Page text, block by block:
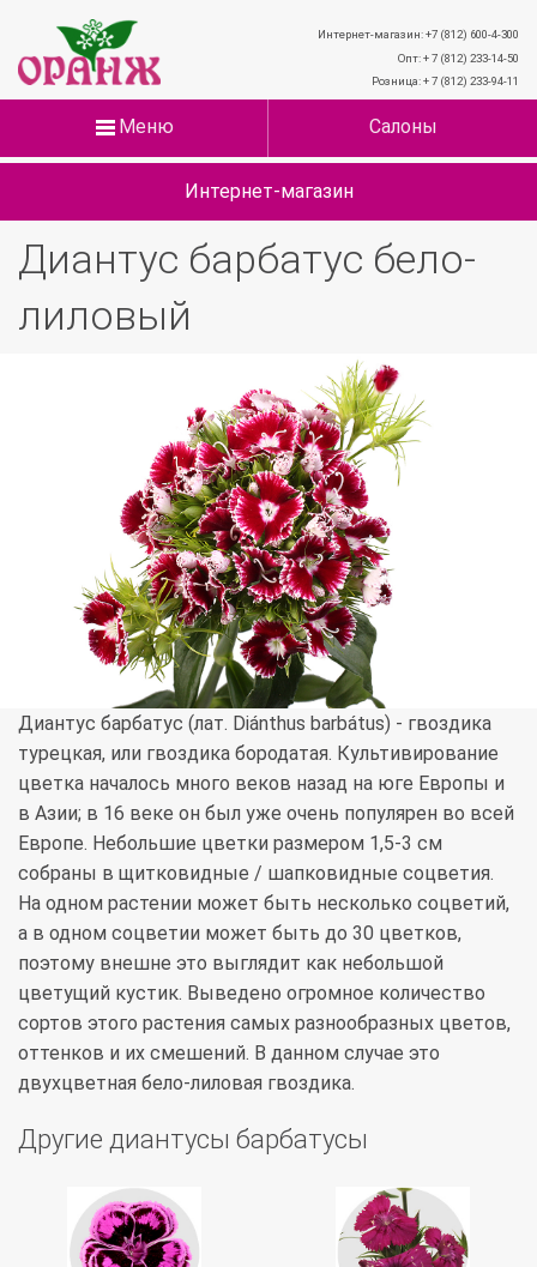
Интернет-магазин: +7 (812) 600-4-300
Опт: + 7 (812) 233-14-50
Розница: + 7 (812) 233-94-11
Меню Салоны
Интернет-магазин
Диантус барбатус бело-
лиловый
Диантус барбатус (лат. Diánthus barbátus) - гвоздика
турецкая, или гвоздика бородатая. Культивирование
цветка началось много веков назад на юге Европы и
в Азии; в 16 веке он был уже очень популярен во всей
Европе. Небольшие цветки размером 1,5-3 см
собраны в щитковидные / шапковидные соцветия.
На одном растении может быть несколько соцветий,
а в одном соцветии может быть до 30 цветков,
поэтому внешне это выглядит как небольшой
цветущий кустик. Выведено огромное количество
сортов этого растения самых разнообразных цветов,
оттенков и их смешений. В данном случае это
двухцветная бело-лиловая гвоздика.
Другие диантусы барбатусы